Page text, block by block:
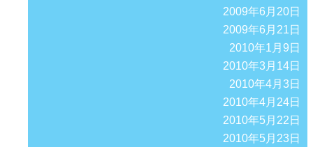
2009年6月20日
2009年6月21日
2010年1月9日
2010年3月14日
2010年4月3日
2010年4月24日
2010年5月22日
2010年5月23日